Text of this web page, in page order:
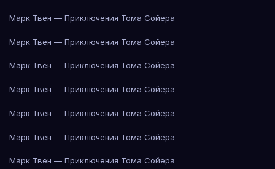
Марк Твен — Приключения Тома Сойера
Марк Твен — Приключения Тома Сойера
Марк Твен — Приключения Тома Сойера
Марк Твен — Приключения Тома Сойера
Марк Твен — Приключения Тома Сойера
Марк Твен — Приключения Тома Сойера
Марк Твен — Приключения Тома Сойера